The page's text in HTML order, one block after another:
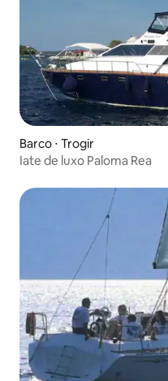
Barco ⋅ Trogir
Iate de luxo Paloma Rea